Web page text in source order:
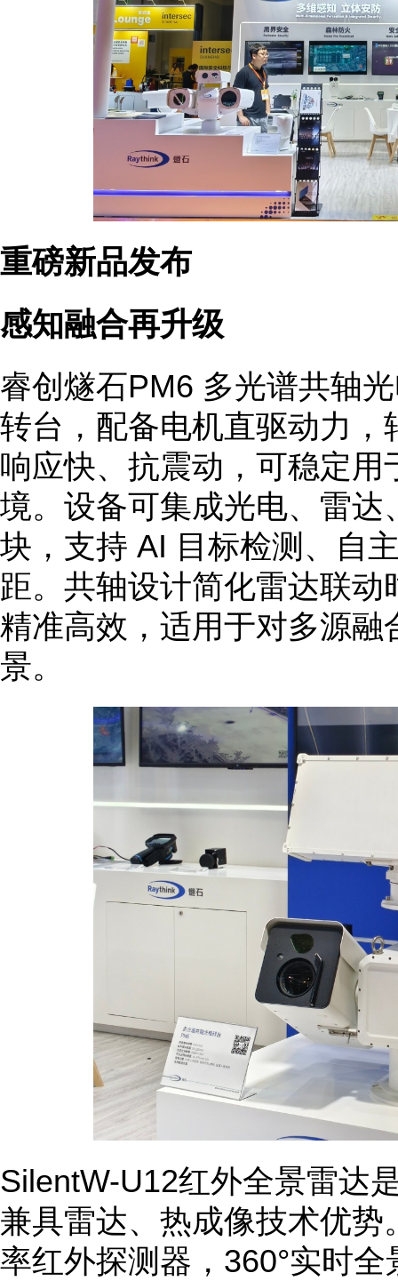
重磅新品发布
感知融合再升级
睿创燧石PM6 多光谱共轴
转台，配备电机直驱动力，
响应快、抗震动，可稳定
境。设备可集成光电、雷
块，支持 AI 目标检测、自
距。共轴设计简化雷达联
精准高效，适用于对多源
景。
SilentW-U12红外全景雷达
兼具雷达、热成像技术优
率红外探测器，360°实时